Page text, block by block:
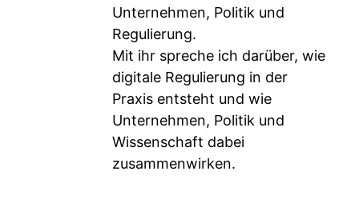
Unternehmen, Politik und
Regulierung.
Mit ihr spreche ich darüber, wie
digitale Regulierung in der
Praxis entsteht und wie
Unternehmen, Politik und
Wissenschaft dabei
zusammenwirken.